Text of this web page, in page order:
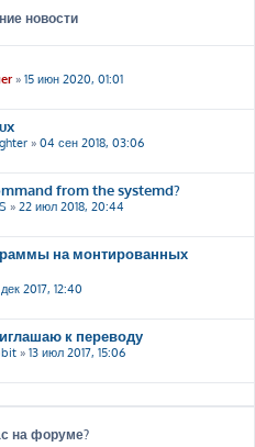
новости
» 15 июн 2020, 01:01
» 04 сен 2018, 03:06
from the systemd?
» 22 июл 2018, 20:44
на монтированных
2017, 12:40
к переводу
» 13 июл 2017, 15:06
на форуме?